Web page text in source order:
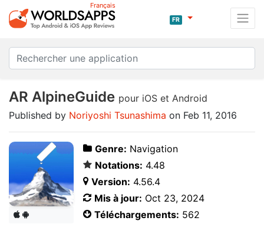
Français
FR
AR AlpineGuide pour iOS et Android
Published by Noriyoshi Tsunashima on Feb 11, 2016
Genre: Navigation
Notations: 4.48
Version: 4.56.4
Mis à jour: Oct 23, 2024
Téléchargements: 562